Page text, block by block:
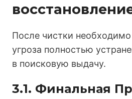
После чистки необходимо
угроза полностью
в поисковую выдачу.
3.1. Финальная